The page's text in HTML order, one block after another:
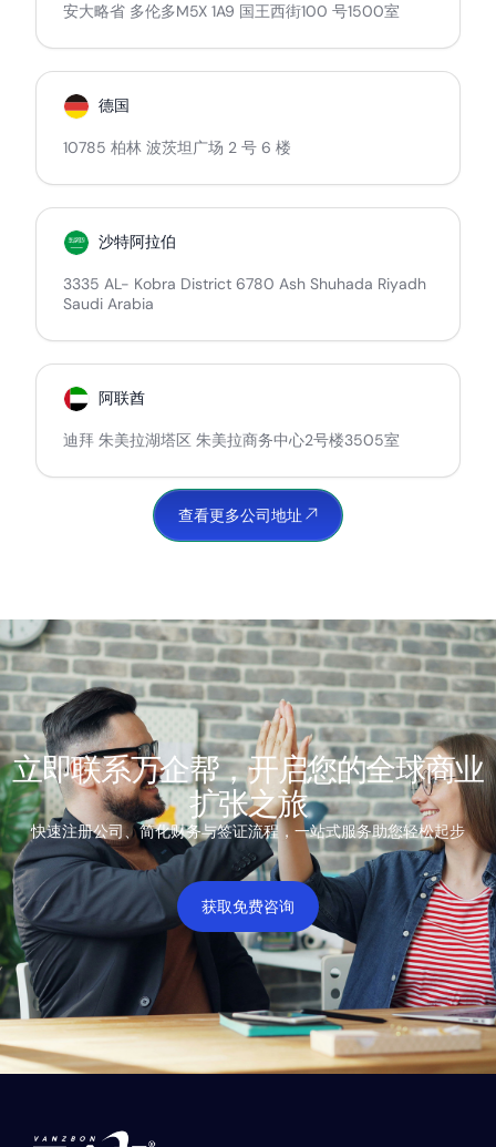
安大略省 多伦多M5X 1A9 国王西街100 号1500室
德国
10785 柏林 波茨坦广场 2 号 6 楼
沙特阿拉伯
3335 AL- Kobra District 6780 Ash Shuhada Riyadh
Saudi Arabia
阿联酋
迪拜 朱美拉湖塔区 朱美拉商务中心2号楼3505室
查看更多公司地址
立即联系万企帮，开启您的全球商业
扩张之旅
快速注册公司、简化财务与签证流程，一站式服务助您轻松起步
获取免费咨询